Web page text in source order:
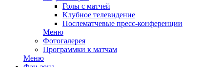
Голы с матчей
Клубное телевидение
Послематчевые пресс-конференции
Меню
Фотогалерея
Программки к матчам
Меню